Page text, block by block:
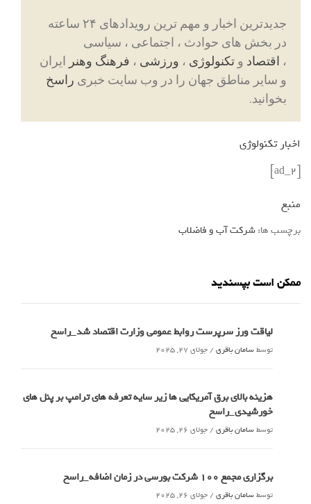
جدیدترین اخبار و مهم ترین رویدادهای ۲۴ ساعته
در بخش های حوادث ، اجتماعی ، سیاسی
، اقتصاد و تکنولوژی ، ورزشی ، فرهنگ وهنر ایران
و سایر مناطق جهان را در وب سایت خبری راسخ
بخوانید.
اخبار تکنولوژی
[ad_2]
منبع
برچسب ها:شرکت آب و فاضلاب
ممکن است بپسندید
لیاقت ورز سرپرست روابط عمومی وزارت اقتصاد شد_راسخ
توسطسامان باقری / جولای 27, 2025
هزینه بالای برق آمریکایی ها زیر سایه تعرفه های ترامپ بر پنل های
خورشیدی_راسخ
توسطسامان باقری / جولای 26, 2025
برگزاری مجمع 100 شرکت بورسی در زمان اضافه_راسخ
توسطسامان باقری / جولای 26, 2025